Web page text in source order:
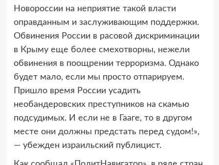
Новороссии на неприятие такой власти
оправданным и заслуживающим поддержки.
Обвинения России в расовой дискриминации
в Крыму еще более смехотворны, нежели
обвинения в поощрении терроризма. Однако
будет мало, если мы просто отпарируем.
Пришло время России усадить
необандеровских преступников на скамью
подсудимых. И если не в Гааге, то в другом
месте они должны предстать перед судом!»,
— убежден израильский публицист.